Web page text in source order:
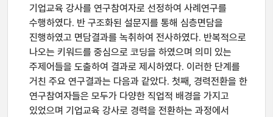
기업교육 강사를 연구참여자로 선정하여 사례연구를
수행하였다. 반 구조화된 설문지를 통해 심층면담을
진행하였고 면담결과를 녹취하여 전사하였다. 반복적으로
나오는 키워드를 중심으로 코딩을 하였으며 의미 있는
주제어들을 도출하여 결과로 제시하였다. 이러한 단계를
거친 주요 연구결과는 다음과 같았다. 첫째, 경력전환을 한
연구참여자들은 모두가 다양한 직업적 배경을 가지고
있었으며 기업교육 강사로 경력을 전환하는 과정에서